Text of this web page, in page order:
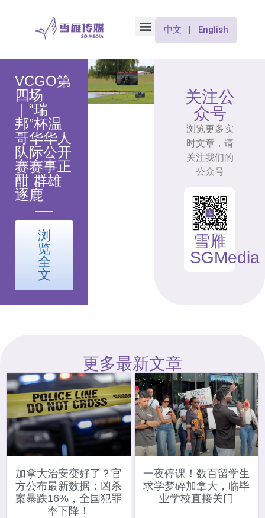
中文 | English
VCGO第
四场
｜“瑞
邦”杯温
哥华华人
队际公开
赛赛事正
酣 群雄
逐鹿
浏
览
全
文
关注公
众号
浏览更多实
时文章，请
关注我们的
公众号
雪雁
SGMedia
更多最新文章
加拿大治安变好了？官
方公布最新数据：凶杀
案暴跌16%，全国犯罪
率下降！
一夜停课！数百留学生
求学梦碎加拿大，临毕
业学校直接关门